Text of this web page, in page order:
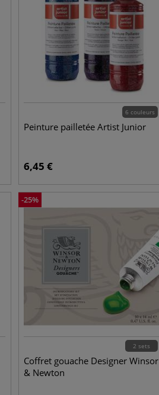
6 couleurs
Peinture pailletée Artist Junior
6,45 €
-25%
2 sets
Coffret gouache Designer Winsor
& Newton